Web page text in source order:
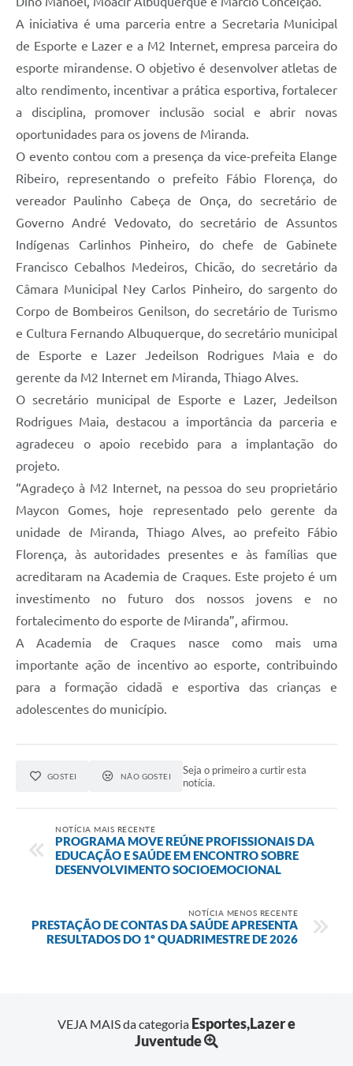
A iniciativa é uma parceria entre a Secretaria Municipal
de Esporte e Lazer e a M2 Internet, empresa parceira do
esporte mirandense. O objetivo é desenvolver atletas de
alto rendimento, incentivar a prática esportiva, fortalecer
a disciplina, promover inclusão social e abrir novas
oportunidades para os jovens de Miranda.
O evento contou com a presença da vice-prefeita Elange
Ribeiro, representando o prefeito Fábio Florença, do
vereador Paulinho Cabeça de Onça, do secretário de
Governo André Vedovato, do secretário de Assuntos
Indígenas Carlinhos Pinheiro, do chefe de Gabinete
Francisco Cebalhos Medeiros, Chicão, do secretário da
Câmara Municipal Ney Carlos Pinheiro, do sargento do
Corpo de Bombeiros Genilson, do secretário de Turismo
e Cultura Fernando Albuquerque, do secretário municipal
de Esporte e Lazer Jedeilson Rodrigues Maia e do
gerente da M2 Internet em Miranda, Thiago Alves.
O secretário municipal de Esporte e Lazer, Jedeilson
Rodrigues Maia, destacou a importância da parceria e
agradeceu o apoio recebido para a implantação do
projeto.
“Agradeço à M2 Internet, na pessoa do seu proprietário
Maycon Gomes, hoje representado pelo gerente da
unidade de Miranda, Thiago Alves, ao prefeito Fábio
Florença, às autoridades presentes e às famílias que
acreditaram na Academia de Craques. Este projeto é um
investimento no futuro dos nossos jovens e no
fortalecimento do esporte de Miranda”, afirmou.
A Academia de Craques nasce como mais uma
importante ação de incentivo ao esporte, contribuindo
para a formação cidadã e esportiva das crianças e
adolescentes do município.
GOSTEI NÃO GOSTEI
Seja o primeiro a curtir esta
notícia.
NOTÍCIA MAIS RECENTE
PROGRAMA MOVE REÚNE PROFISSIONAIS DA
EDUCAÇÃO E SAÚDE EM ENCONTRO SOBRE
DESENVOLVIMENTO SOCIOEMOCIONAL
NOTÍCIA MENOS RECENTE
PRESTAÇÃO DE CONTAS DA SAÚDE APRESENTA
RESULTADOS DO 1º QUADRIMESTRE DE 2026
VEJA MAIS da categoria Esportes,Lazer e
Juventude